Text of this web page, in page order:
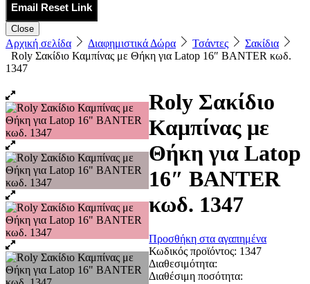
Email Reset Link
Close
Αρχική σελίδα Διαφημιστικά Δώρα Τσάντες
Σακίδια
Roly Σακίδιο Καμπίνας με Θήκη για Latop 16″ BANTER κωδ.
1347
Roly Σακίδιο
Καμπίνας με
Θήκη για Latop
16″ BANTER
κωδ. 1347
Προσθήκη στα αγαπημένα
Κωδικός προϊόντος: 1347
Διαθεσιμότητα:
Διαθέσιμη ποσότητα: